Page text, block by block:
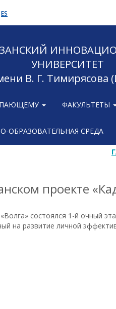
ES
УНИВЕРСИТЕТ
В. Г. Тимирясова
ФАКУЛЬТЕТЫ
ОБРАЗОВАТЕЛЬНАЯ СРЕДА
проекте
состоялся 1-й очный
на развитие личной